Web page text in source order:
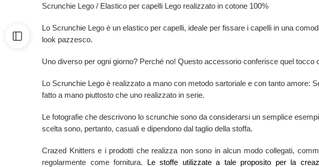
Scrunchie Lego / Elastico per capelli Lego realizzato in cotone 100%
Lo Scrunchie Lego è un elastico per capelli, ideale per fissare i capelli in una
look pazzesco.
Uno diverso per ogni giorno? Perché no! Questo accessorio conferisce quel tocco
Lo Scrunchie Lego è realizzato a mano con metodo sartoriale e con tanto amore:
fatto a mano piuttosto che uno realizzato in serie.
Le fotografie che descrivono lo scrunchie sono da considerarsi un semplice
scelta sono, pertanto, casuali e dipendono dal taglio della stoffa.
Crazed Knitters e i prodotti che realizza non sono in alcun modo collegati,
regolarmente come fornitura.
Le stoffe utilizzate a tale proposito per la